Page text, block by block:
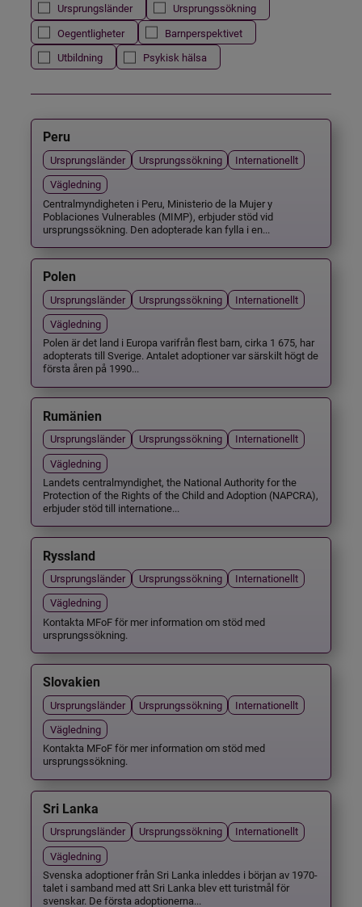
Ursprungsländer
Ursprungssökning
Oegentligheter
Barnperspektivet
Utbildning
Psykisk hälsa
Peru
Ursprungsländer Ursprungssökning
Internationellt
Vägledning
Centralmyndigheten i Peru, Ministerio de la Mujer y
Poblaciones Vulnerables (MIMP), erbjuder stöd vid
ursprungssökning. Den adopterade kan fylla i en...
Polen
Ursprungsländer Ursprungssökning
Internationellt
Vägledning
Polen är det land i Europa varifrån flest barn, cirka 1 675, har
adopterats till Sverige. Antalet adoptioner var särskilt högt de
första åren på 1990...
Rumänien
Ursprungsländer Ursprungssökning
Internationellt
Vägledning
Landets centralmyndighet, the National Authority for the
Protection of the Rights of the Child and Adoption (NAPCRA),
erbjuder stöd till internatione...
Ryssland
Ursprungsländer Ursprungssökning
Internationellt
Vägledning
Kontakta MFoF för mer information om stöd med
ursprungssökning.
Slovakien
Ursprungsländer Ursprungssökning
Internationellt
Vägledning
Kontakta MFoF för mer information om stöd med
ursprungssökning.
Sri Lanka
Ursprungsländer Ursprungssökning
Internationellt
Vägledning
Svenska adoptioner från Sri Lanka inleddes i början av 1970-
talet i samband med att Sri Lanka blev ett turistmål för
svenskar. De första adoptionerna...